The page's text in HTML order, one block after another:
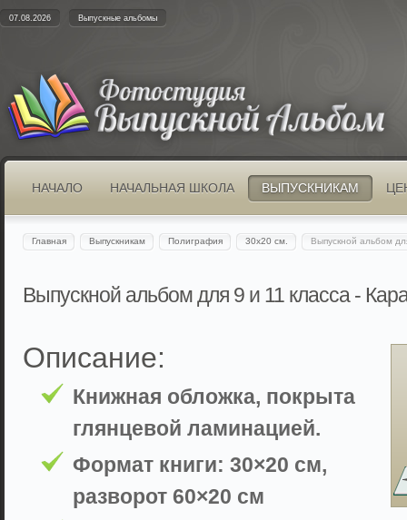
07.08.2026 Выпускные альбомы
НАЧАЛО НАЧАЛЬНАЯ ШКОЛА ВЫПУСКНИКАМ
Главная Выпускникам Полиграфия 30x20 см. Выпускной альбом
Выпускной альбом для 9 и 11 класса -
Описание:
Книжная обложка, покрыта
глянцевой ламинацией.
Формат книги: 30×20 см,
разворот 60×20 см